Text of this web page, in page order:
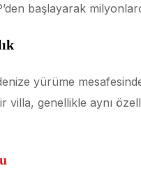
başlayarak
yürüme
villa, genellikle aynı